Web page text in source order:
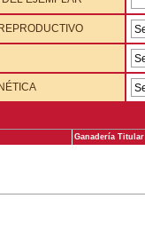
Ganadería Titular